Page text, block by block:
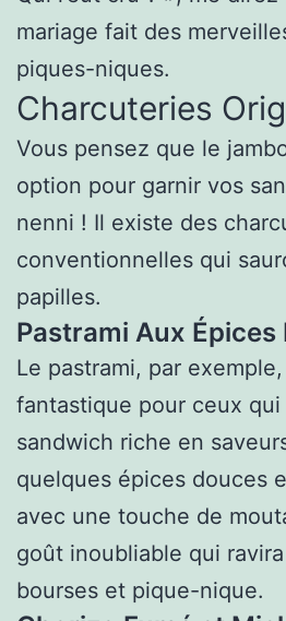
mariage fait des
piques-niques.
Charcuteries
Vous pensez que le
option pour garnir vos
nenni ! Il existe des
conventionnelles qui
papilles.
Pastrami Aux Épices
Le pastrami, par
fantastique pour ceux
sandwich riche en
quelques épices douces
avec une touche de
goût inoubliable qui
bourses et pique-nique.